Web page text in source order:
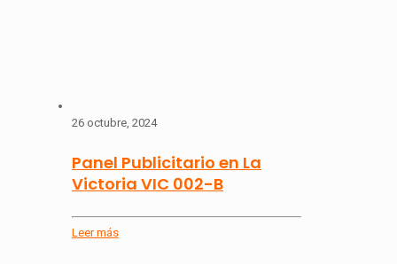
26 octubre, 2024
Panel Publicitario en La
Victoria VIC 002-B
Leer más